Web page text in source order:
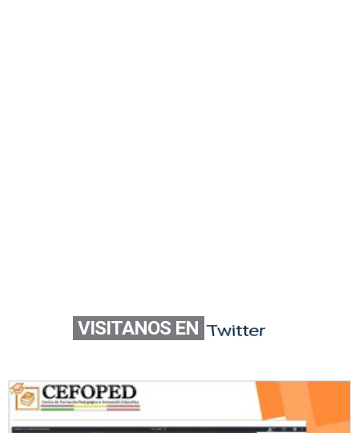
VISITANOS EN